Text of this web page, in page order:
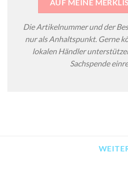
AUF MEINE
Die Artikelnummer und der
nur als Anhaltspunkt. Gerne
lokalen Händler
Sachspende